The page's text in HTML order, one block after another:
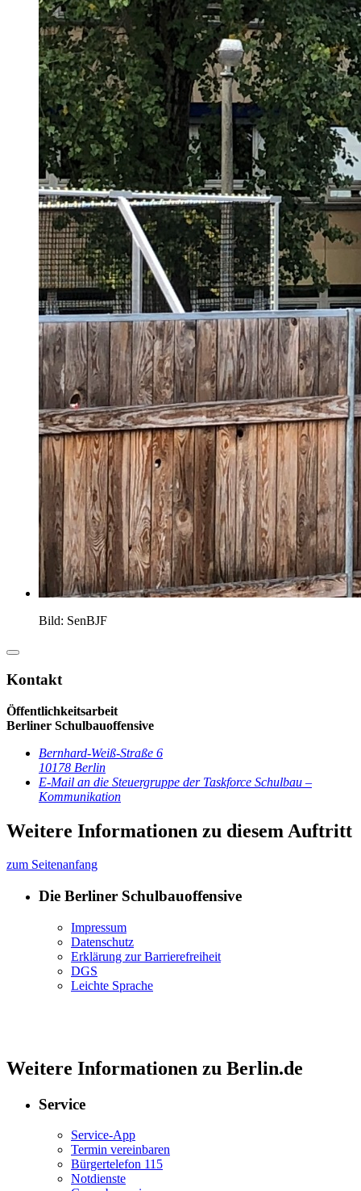
Bild: SenBJF
Kontakt
Öffentlichkeitsarbeit
Berliner Schulbauoffensive
Bernhard-Weiß-Straße 6
10178 Berlin
E-Mail an die Steuergruppe der Taskforce Schulbau –
Kommunikation
Weitere Informationen zu diesem Auftritt
zum Seitenanfang
Die Berliner Schulbauoffensive
Impressum
Datenschutz
Erklärung zur Barrierefreiheit
DGS
Leichte Sprache
Weitere Informationen zu Berlin.de
Service
Service-App
Termin vereinbaren
Bürgertelefon 115
Notdienste